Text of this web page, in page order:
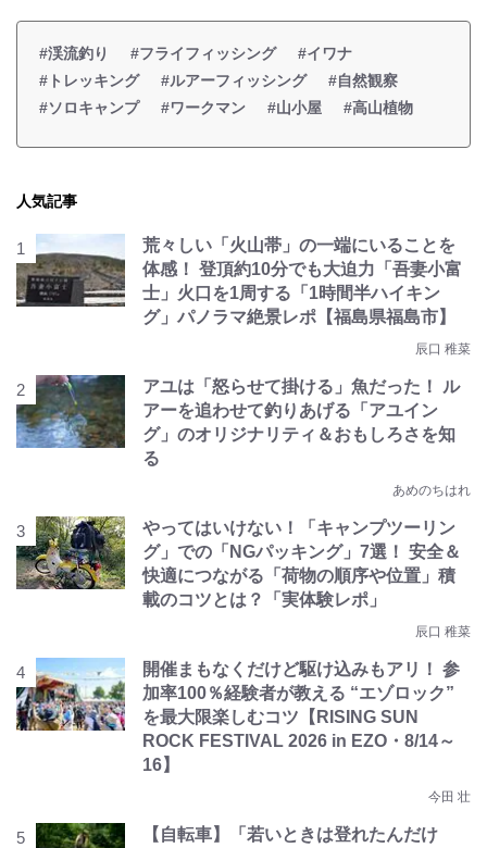
#渓流釣り #フライフィッシング
#イワナ
#トレッキング
#ルアーフィッシング
#自然観察
#ソロキャンプ
#ワークマン #山小屋 #高山植物
人気記事
荒々しい「火山帯」の一端にいることを
体感！ 登頂約10分でも大迫力「吾妻小富
士」火口を1周する「1時間半ハイキン
グ」パノラマ絶景レポ【福島県福島市】
辰口 稚菜
アユは「怒らせて掛ける」魚だった！ ル
アーを追わせて釣りあげる「アユイン
グ」のオリジナリティ＆おもしろさを知
る
あめのちはれ
やってはいけない！「キャンプツーリン
グ」での「NGパッキング」7選！ 安全＆
快適につながる「荷物の順序や位置」積
載のコツとは？「実体験レポ」
辰口 稚菜
開催まもなくだけど駆け込みもアリ！ 参
加率100％経験者が教える “エゾロック”
を最大限楽しむコツ【RISING SUN
ROCK FESTIVAL 2026 in EZO・8/14～
16】
今田 壮
【自転車】「若いときは登れたんだけ